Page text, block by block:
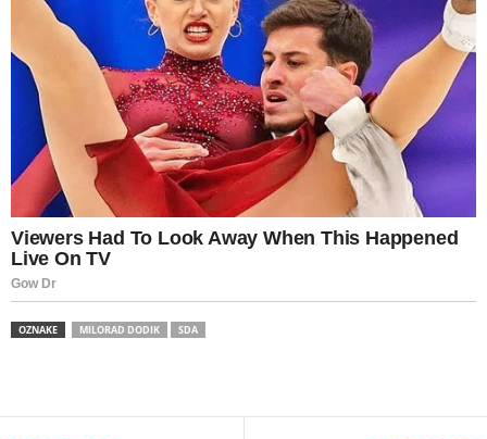
OZNAKE MILORAD DODIK SDA